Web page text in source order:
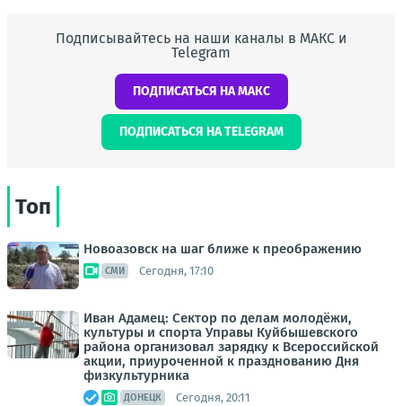
Подписывайтесь на наши каналы в МАКС и
Telegram
ПОДПИСАТЬСЯ НА МАКС
ПОДПИСАТЬСЯ НА TELEGRAM
Топ
Новоазовск на шаг ближе к преображению
СМИ Сегодня, 17:10
Иван Адамец: Сектор по делам молодёжи,
культуры и спорта Управы Куйбышевского
района организовал зарядку к Всероссийской
акции, приуроченной к празднованию Дня
физкультурника
ДОНЕЦК Сегодня, 20:11